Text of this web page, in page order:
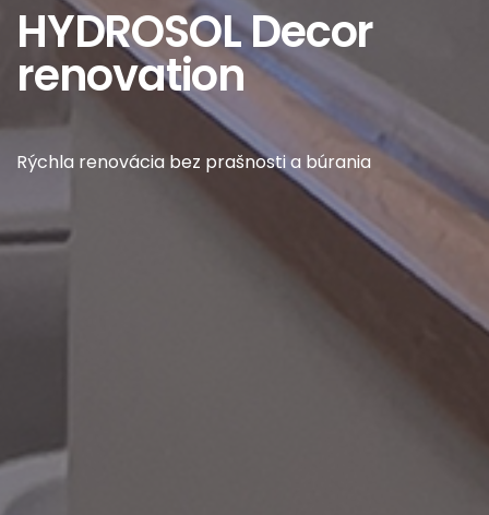
HYDROSOL Decor
renovation
Rýchla renovácia bez prašnosti a búrania